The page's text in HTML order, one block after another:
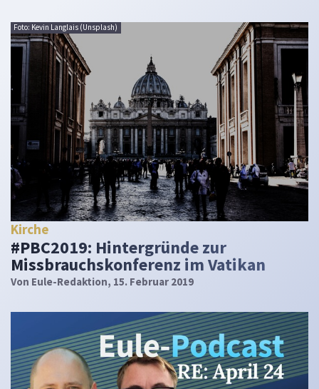
Foto: Kevin Langlais (Unsplash)
Kirche
#PBC2019: Hintergründe zur
Missbrauchskonferenz im Vatikan
Von Eule-Redaktion, 15. Februar 2019